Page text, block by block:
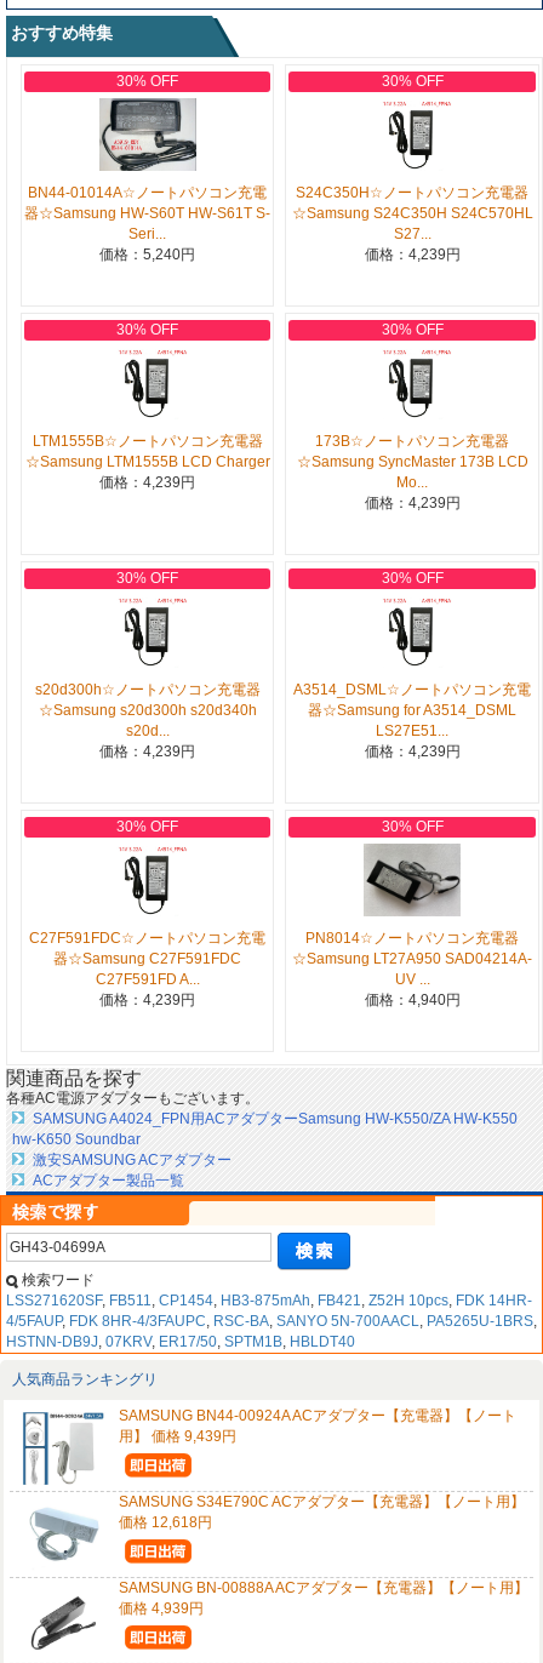
おすすめ特集
30% OFF
BN44-01014A☆ノートパソコン充電
器☆Samsung HW-S60T HW-S61T S-
Seri...
価格：5,240円
30% OFF
S24C350H☆ノートパソコン充電器
☆Samsung S24C350H S24C570HL
S27...
価格：4,239円
30% OFF
LTM1555B☆ノートパソコン充電器
☆Samsung LTM1555B LCD Charger
価格：4,239円
30% OFF
173B☆ノートパソコン充電器
☆Samsung SyncMaster 173B LCD
Mo...
価格：4,239円
30% OFF
s20d300h☆ノートパソコン充電器
☆Samsung s20d300h s20d340h
s20d...
価格：4,239円
30% OFF
A3514_DSML☆ノートパソコン充電
器☆Samsung for A3514_DSML
LS27E51...
価格：4,239円
30% OFF
C27F591FDC☆ノートパソコン充電
器☆Samsung C27F591FDC
C27F591FD A...
価格：4,239円
30% OFF
PN8014☆ノートパソコン充電器
☆Samsung LT27A950 SAD04214A-
UV ...
価格：4,940円
関連商品を探す
各種AC電源アダプターもございます。
SAMSUNG A4024_FPN用ACアダプターSamsung HW-K550/ZA HW-K550
hw-K650 Soundbar
激安SAMSUNG ACアダプター
ACアダプター製品一覧
検索ワード
LSS271620SF, FB511, CP1454, HB3-875mAh, FB421, Z52H 10pcs, FDK 14HR-
4/5FAUP, FDK 8HR-4/3FAUPC, RSC-BA, SANYO 5N-700AACL, PA5265U-1BRS,
HSTNN-DB9J, 07KRV, ER17/50, SPTM1B, HBLDT40
人気商品ランキングリ
SAMSUNG BN44-00924A ACアダプター【充電器】【ノート
用】 価格 9,439円
SAMSUNG S34E790C ACアダプター【充電器】【ノート用】
価格 12,618円
SAMSUNG BN-00888A ACアダプター【充電器】【ノート用】
価格 4,939円